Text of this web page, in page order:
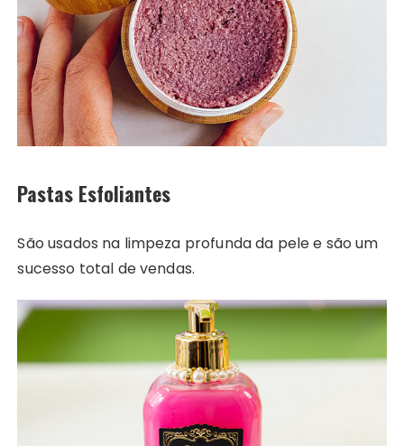
Pastas Esfoliantes
São usados na limpeza profunda da pele e são um
sucesso total de vendas.